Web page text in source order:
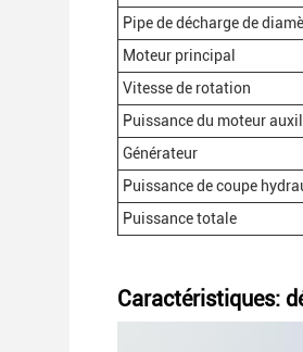
Pipe de décharge de
Moteur principal
Vitesse de rotation
Puissance du moteur
Générateur
Puissance de coupe
Puissance totale
Caractéristiques: